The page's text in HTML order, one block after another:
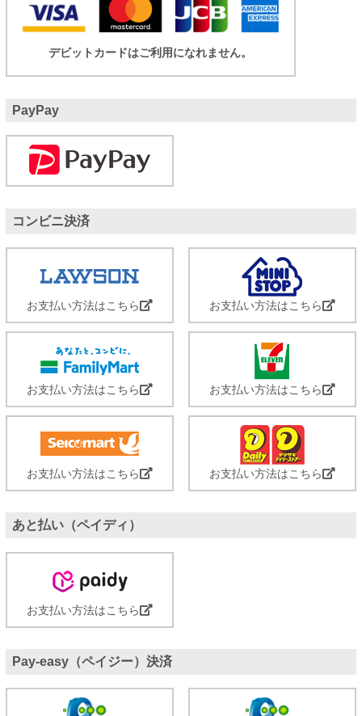
デビットカードはご利用になれません。
PayPay
コンビニ決済
お支払い方法はこちら お支払い方法はこちら
お支払い方法はこちら お支払い方法はこちら
お支払い方法はこちら お支払い方法はこちら
あと払い（ペイディ）
お支払い方法はこちら
Pay-easy（ペイジー）決済